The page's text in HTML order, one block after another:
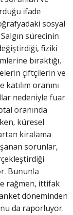
ifade
sosyal
sürecinin
fiziki
bıraktığı,
çiftçilerin ve
oranını
nedeniyle fuar
oranında
küresel
kiralama
sorunlar,
Bununla
rağmen, ittifak
döneminden
da raporluyor.